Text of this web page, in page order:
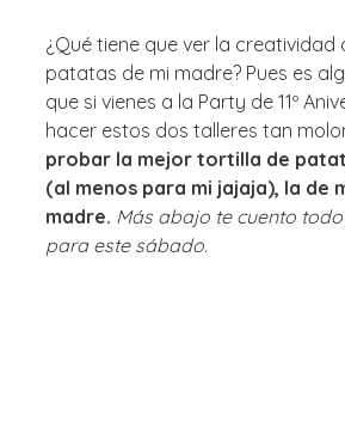
¿Qué tiene que ver la creatividad
patatas de mi madre? Pues es
que si vienes a la Party de 11º
hacer estos dos talleres tan
probar la mejor tortilla de
(al menos para mi jajaja), la de
madre. Más abajo te cuento
para este sábado.